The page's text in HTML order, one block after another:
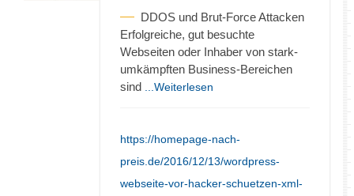
DDOS und Brut-Force Attacken
Erfolgreiche, gut besuchte
Webseiten oder Inhaber von stark-
umkämpften Business-Bereichen
sind
...Weiterlesen
https://homepage-nach-
preis.de/2016/12/13/wordpress-
webseite-vor-hacker-schuetzen-xml-